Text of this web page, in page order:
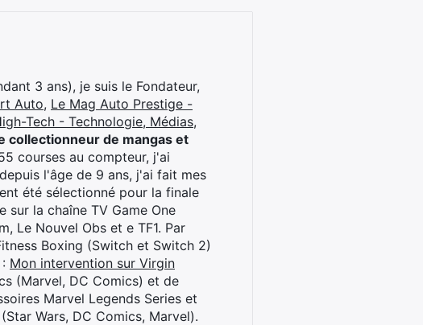
3 ans), je suis le Fondateur,
Auto, Le Mag Auto Prestige -
Tech - Technologie, Médias,
collectionneur de mangas et
courses au compteur, j'ai
l'âge de 9 ans, j'ai fait mes
été sélectionné pour la finale
sur la chaîne TV Game One
Le Nouvel Obs et e TF1. Par
Boxing (Switch et Switch 2)
Mon intervention sur Virgin
(Marvel, DC Comics) et de
Marvel Legends Series et
Wars, DC Comics, Marvel).